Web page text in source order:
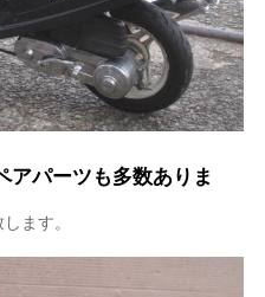
アパーツも多数ありま
ます。